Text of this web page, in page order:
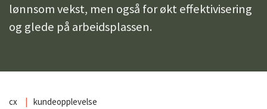
lønnsom vekst, men også for økt effektivisering
og glede på arbeidsplassen.
cx kundeopplevelse